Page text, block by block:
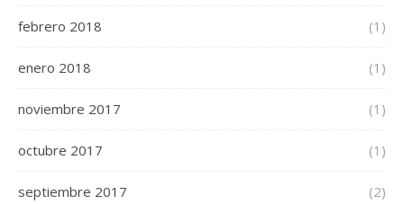
febrero 2018 (1)
enero 2018 (1)
noviembre 2017 (1)
octubre 2017 (1)
septiembre 2017 (2)